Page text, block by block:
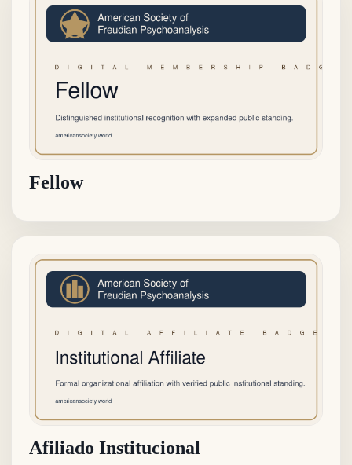
Fellow
Afiliado Institucional